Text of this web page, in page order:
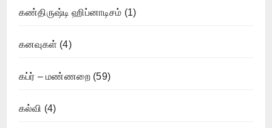
கண்திருஷ்டி ஹிப்னாடிசம் (1)
கனவுகள் (4)
கப்ர் – மண்ணறை (59)
கல்வி (4)